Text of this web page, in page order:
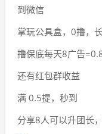
到微信
掌玩公具盒，0撸，
撸保底每天8广告
还有红包群收益
满 0.5提，秒到
分享8人可以升团长